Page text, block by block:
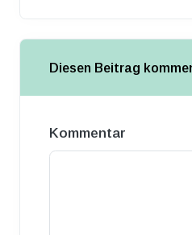
Diesen Beitrag
Kommentar